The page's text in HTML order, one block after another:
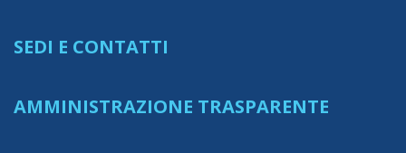
SEDI E CONTATTI
AMMINISTRAZIONE TRASPARENTE